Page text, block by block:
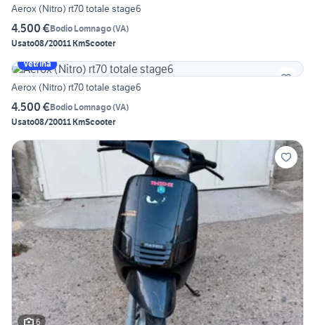
Aerox (Nitro) rt70 totale stage6
4.500 €Bodio Lomnago(VA)
Usato08/20011 KmScooter
Vetrina
Aerox (Nitro) rt70 totale stage6
4.500 €Bodio Lomnago(VA)
Usato08/20011 KmScooter
6